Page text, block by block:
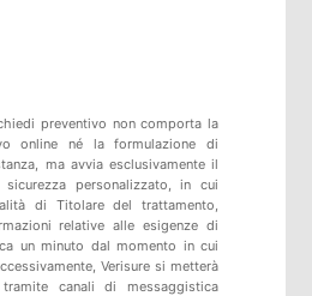
preventivo non comporta la
online né la formulazione di
ma avvia esclusivamente il
personalizzato, in cui
di Titolare del trattamento,
relative alle esigenze di
un minuto dal momento in cui
Verisure si metterà
canali di messaggistica